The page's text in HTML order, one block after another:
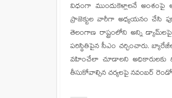
విధంగా ముందుకెళ్లాలనే అంశంపై
ప్రాజెక్టుల వారీగా అధ్యయనం చేసి
తెలంగాణ రాష్ట్రంలోని అన్ని
పరిస్థితిపైన సీఎం చర్చించారు.
వహించేలా చూడాలని అధికారులకు
తీసుకోవాల్సిన చర్యలపై నవంబర్